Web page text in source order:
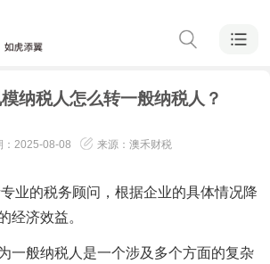
纳税人怎么转一般纳税人？
：2025-08-08 来源：澳禾财税
业的税务顾问，根据企业的具体情况降
经济效益。
一般纳税人是一个涉及多个方面的复杂